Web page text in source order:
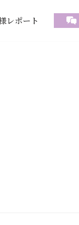
レポート